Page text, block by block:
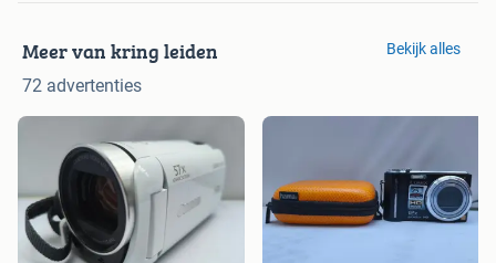
Meer van kring leiden
72 advertenties
Bekijk alles